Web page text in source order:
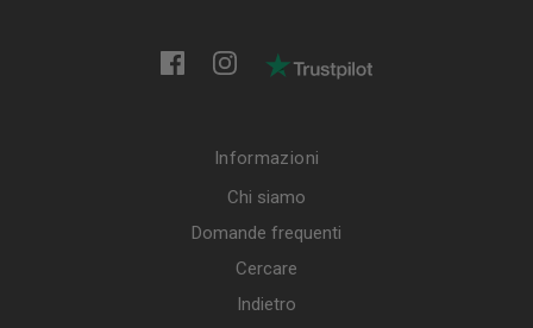
Informazioni
Chi siamo
Domande frequenti
Cercare
Indietro